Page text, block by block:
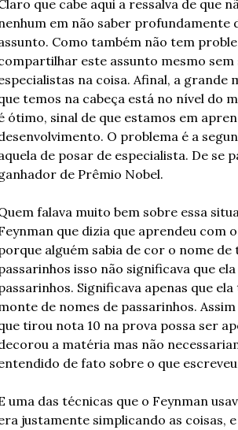
que cabe aqui a ressalva de que
em não saber profundamente
Como também não tem
este assunto mesmo sem
na coisa. Afinal, a grande
temos na cabeça está no nível do
ótimo, sinal de que estamos em
O problema é a
de posar de especialista. De se
de Prêmio Nobel.
falava muito bem sobre essa
que dizia que aprendeu com
alguém sabia de cor o nome de
isso não significava que
Significava apenas que
de nomes de passarinhos.
tirou nota 10 na prova possa ser
a matéria mas não
de fato sobre o que
uma das técnicas que o Feynman
justamente simplicando as coisas,